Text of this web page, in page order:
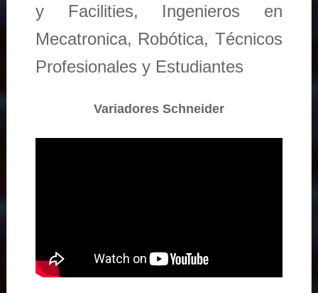
y Facilities, Ingenieros en
Mecatronica, Robótica, Técnicos
Profesionales y Estudiantes
Variadores Schneider